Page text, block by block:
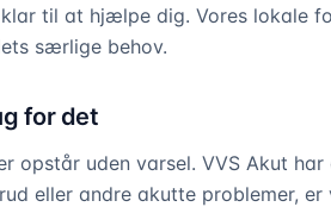
til at hjælpe dig. Vores lokale
særlige behov.
for det
opstår uden varsel. VVS Akut
eller andre akutte problemer,